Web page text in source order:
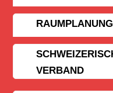
VERBAND